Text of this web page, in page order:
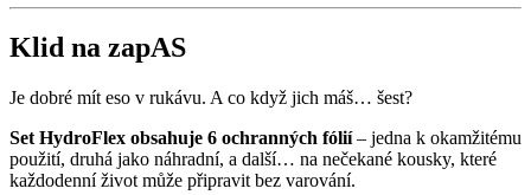
Klid na zapAS
Je dobré mít eso v rukávu. A co když jich máš… šest?
Set HydroFlex obsahuje 6 ochranných fólií– jedna k okamžitému
použití, druhá jako náhradní, a další… na nečekané kousky, které
každodenní život může připravit bez varování.